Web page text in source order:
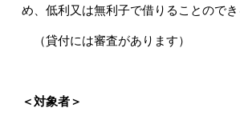
め、低利又は無利子で借りることのでき
（貸付には審査があります）
＜対象者＞